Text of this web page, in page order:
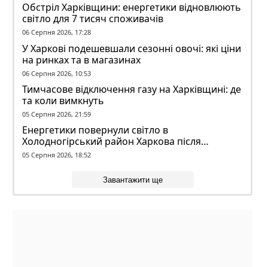
Обстріл Харківщини: енергетики відновлюють
світло для 7 тисяч споживачів
06 Серпня 2026, 17:28
У Харкові подешевшали сезонні овочі: які ціни
на ринках та в магазинах
06 Серпня 2026, 10:53
Тимчасове відключення газу на Харківщині: де
та коли вимкнуть
05 Серпня 2026, 21:59
Енергетики повернули світло в
Холодногірський район Харкова після
ворожого обстрілу
05 Серпня 2026, 18:52
Завантажити ще